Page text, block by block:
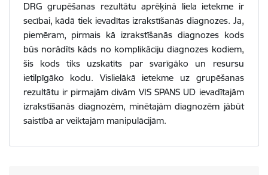
DRG grupēšanas rezultātu aprēķinā liela ietekme ir
secībai, kādā tiek ievadītas izrakstīšanās diagnozes. Ja,
piemēram, pirmais kā izrakstīšanās diagnozes kods
būs norādīts kāds no komplikāciju diagnozes kodiem,
šis kods tiks uzskatīts par svarīgāko un resursu
ietilpīgāko kodu. Vislielākā ietekme uz grupēšanas
rezultātu ir pirmajām divām VIS SPANS UD ievadītajām
izrakstīšanās diagnozēm, minētajām diagnozēm jābūt
saistībā ar veiktajām manipulācijām.